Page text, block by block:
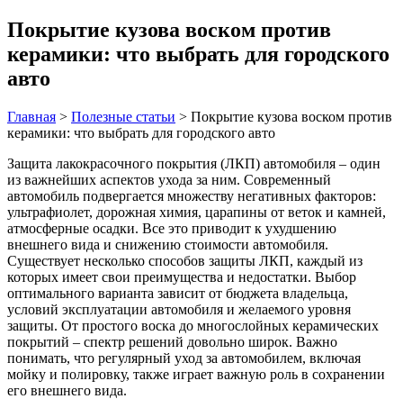
Покрытие кузова воском против
керамики: что выбрать для городского
авто
Главная > Полезные статьи > Покрытие кузова воском против
керамики: что выбрать для городского авто
Защита лакокрасочного покрытия (ЛКП) автомобиля – один
из важнейших аспектов ухода за ним. Современный
автомобиль подвергается множеству негативных факторов:
ультрафиолет, дорожная химия, царапины от веток и камней,
атмосферные осадки. Все это приводит к ухудшению
внешнего вида и снижению стоимости автомобиля.
Существует несколько способов защиты ЛКП, каждый из
которых имеет свои преимущества и недостатки. Выбор
оптимального варианта зависит от бюджета владельца,
условий эксплуатации автомобиля и желаемого уровня
защиты. От простого воска до многослойных керамических
покрытий – спектр решений довольно широк. Важно
понимать, что регулярный уход за автомобилем, включая
мойку и полировку, также играет важную роль в сохранении
его внешнего вида.